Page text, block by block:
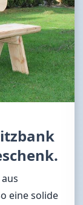
eine solide